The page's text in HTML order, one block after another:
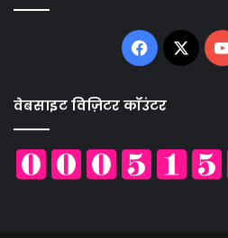
Facebook
X
वेबसाइट विज़िटर कॉउंटर